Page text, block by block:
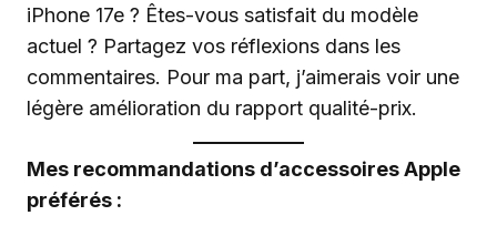
iPhone 17e ? Êtes-vous satisfait du modèle
actuel ? Partagez vos réflexions dans les
commentaires. Pour ma part, j’aimerais voir une
légère amélioration du rapport qualité-prix.
Mes recommandations d’accessoires Apple
préférés :